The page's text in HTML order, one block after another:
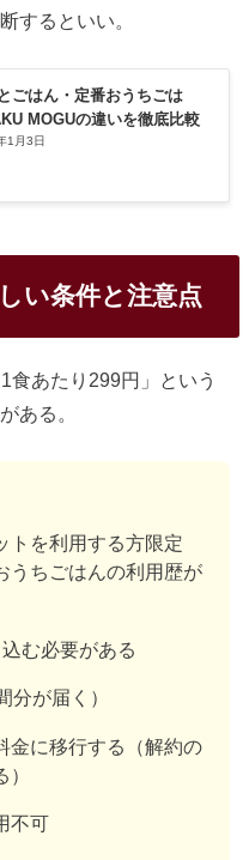
するといい。
ごはん・定番おうちごは
MOGUの違いを徹底比較
1月3日
い条件と注意点
食あたり299円」という
ある。
トを利用する方限定
うちごはんの利用歴が
む必要がある
分が届く）
金に移行する（解約の
不可